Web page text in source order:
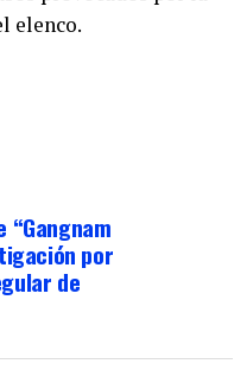
elenco.
“Gangnam
por
de